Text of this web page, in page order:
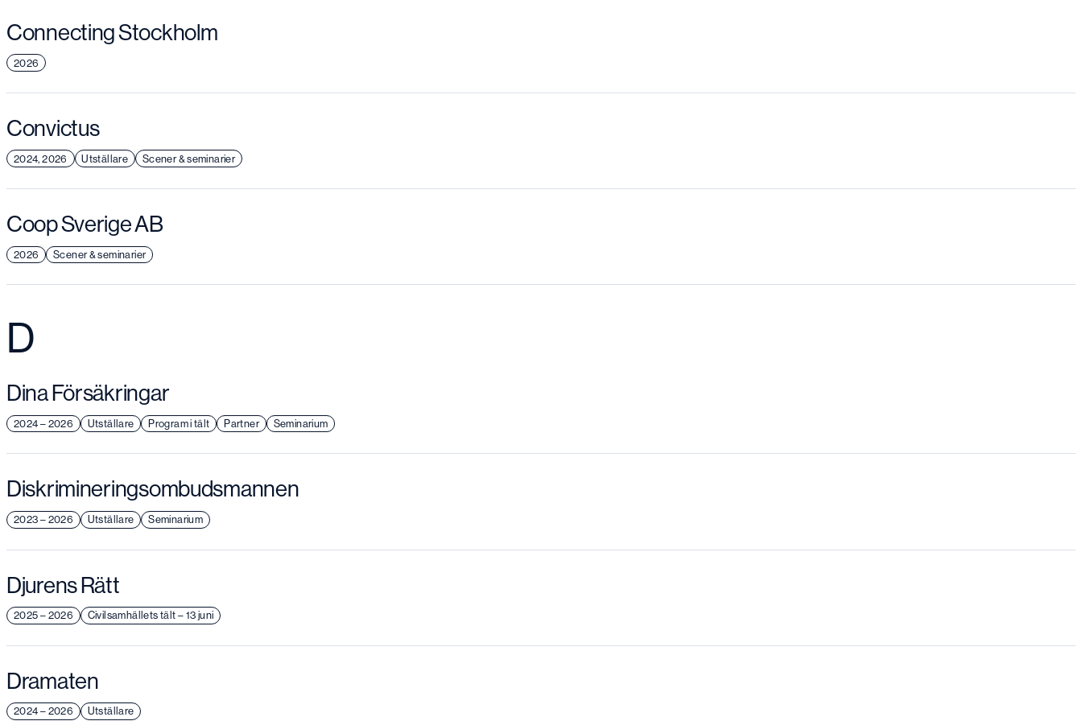
Connecting Stockholm
2026
Convictus
2024, 2026 Utställare Scener & seminarier
Coop Sverige AB
2026 Scener & seminarier
D
Dina Försäkringar
2024 – 2026 Utställare Seminarium
Program i tält Partner
Diskrimineringsombudsmannen
2023 – 2026 Utställare Seminarium
Djurens Rätt
2025 – 2026 Civilsamhällets tält – 13 juni
Dramaten
2024 – 2026 Utställare